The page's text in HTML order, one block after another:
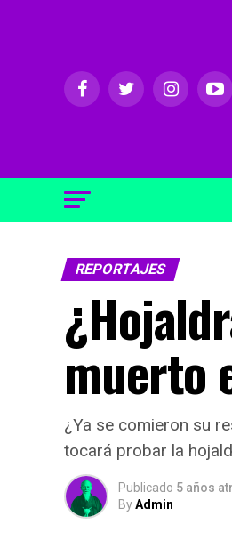
REPORTAJES
muerto
¿Ya se comieron su
tocará probar la
Publicado 5 años
ByAdmin